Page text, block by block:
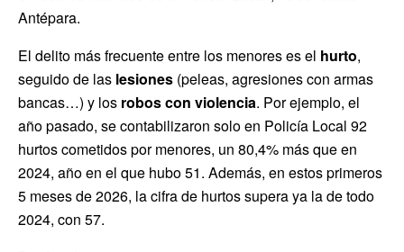
Antépara.
El delito más frecuente entre los menores es el hurto,
seguido de las lesiones (peleas, agresiones con armas
bancas…) y los robos con violencia. Por ejemplo, el
año pasado, se contabilizaron solo en Policía Local 92
hurtos cometidos por menores, un 80,4% más que en
2024, año en el que hubo 51. Además, en estos primeros
5 meses de 2026, la cifra de hurtos supera ya la de todo
2024, con 57.